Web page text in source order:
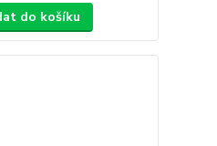
do košíku